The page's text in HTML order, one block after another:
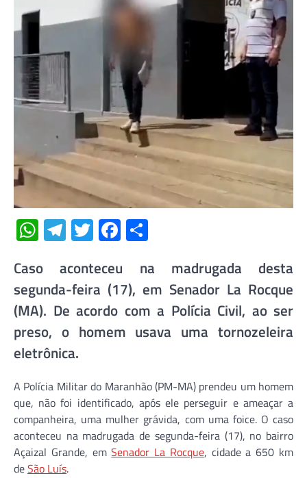
WhatsApp
Telegram
TwitterFacebook
Caso aconteceu na madrugada desta
segunda-feira (17), em Senador La Rocque
(MA). De acordo com a Polícia Civil, ao ser
preso, o homem usava uma tornozeleira
eletrônica.
A Polícia Militar do Maranhão (PM-MA) prendeu um homem
que, não foi identificado, após ele perseguir e ameaçar a
companheira, uma mulher grávida, com uma foice. O caso
aconteceu na madrugada de segunda-feira (17), no bairro
Açaizal Grande, emSenador La Rocque, cidade a 650 km
deSão Luís.